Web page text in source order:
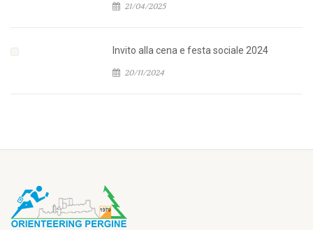
21/04/2025
Invito alla cena e festa sociale 2024
20/11/2024